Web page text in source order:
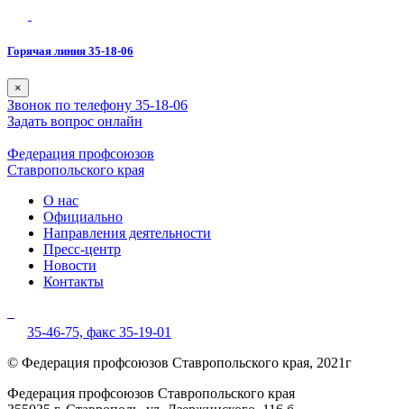
Горячая линия 35-18-06
×
Звонок по телефону 35-18-06
Задать вопрос онлайн
Федерация профсоюзов
Ставропольского края
О нас
Официально
Направления деятельности
Пресс-центр
Новости
Контакты
35-46-75, факс 35-19-01
© Федерация профсоюзов Ставропольского края, 2021г
Федерация профсоюзов Ставропольского края